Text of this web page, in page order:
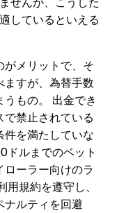
しているといえる
がメリットで、そ
すが、為替手数
もの。 出金でき
禁止されている
を満たしていな
ドルまでのベット
ーラー向けのラ
規約を遵守し、
ルティを回避